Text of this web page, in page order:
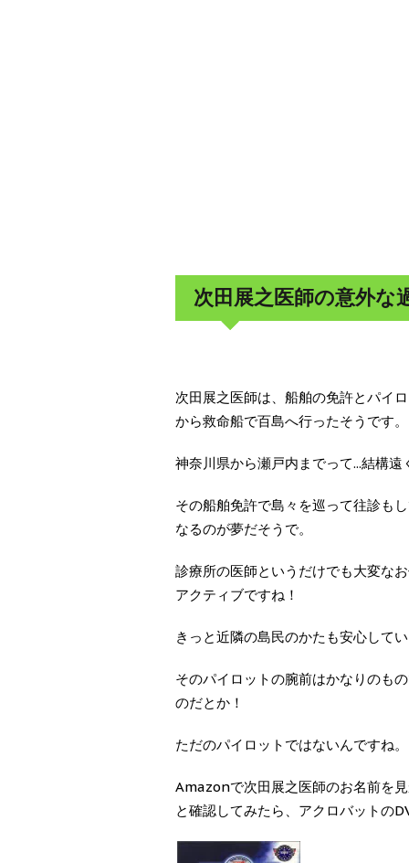
次田展之医師の意外な
次田展之医師は、船舶の免許とパイ
から救命船で百島へ行ったそうです。
神奈川県から瀬戸内までって...結構
その船舶免許で島々を巡って往診も
なるのが夢だそうで。
診療所の医師というだけでも大変な
アクティブですね！
きっと近隣の島民のかたも安心して
そのパイロットの腕前はかなりのも
のだとか！
ただのパイロットではないんですね。
Amazonで次田展之医師のお名前を
と確認してみたら、アクロバットの